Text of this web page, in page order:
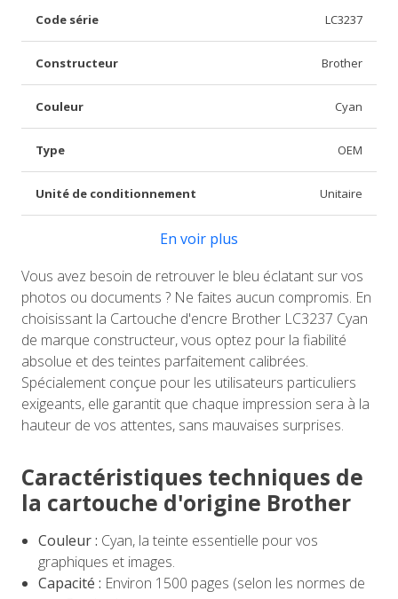
Code série LC3237
Constructeur Brother
Couleur Cyan
Type OEM
Unité de conditionnement Unitaire
En voir plus
Vous avez besoin de retrouver le bleu éclatant sur vos
photos ou documents ? Ne faites aucun compromis. En
choisissant la Cartouche d'encre Brother LC3237 Cyan
de marque constructeur, vous optez pour la fiabilité
absolue et des teintes parfaitement calibrées.
Spécialement conçue pour les utilisateurs particuliers
exigeants, elle garantit que chaque impression sera à la
hauteur de vos attentes, sans mauvaises surprises.
Caractéristiques techniques de
la cartouche d'origine Brother
Couleur : Cyan, la teinte essentielle pour vos
graphiques et images.
Capacité : Environ 1500 pages (selon les normes de